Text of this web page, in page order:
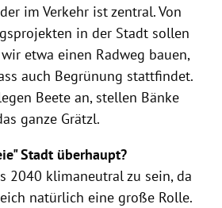
im Verkehr ist zentral. Von
in der Stadt sollen
etwa einen Radweg bauen,
auch Begrünung stattfindet.
Beete an, stellen Bänke
ganze Grätzl.
Stadt überhaupt?
2040 klimaneutral zu sein, da
natürlich eine große Rolle.